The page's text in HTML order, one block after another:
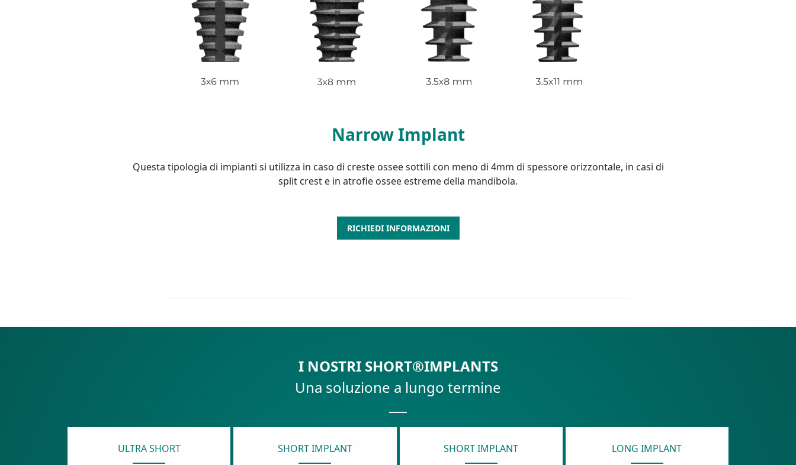
Narrow Implant
Questa tipologia di impianti si utilizza in caso di creste ossee sottili con meno di 4mm di spessore orizzontale, in casi di
split crest e in atrofie ossee estreme della mandibola.
RICHIEDI INFORMAZIONI
I NOSTRI SHORT®IMPLANTS
Una soluzione a lungo termine
ULTRA SHORT SHORT IMPLANT SHORT IMPLANT LONG IMPLANT